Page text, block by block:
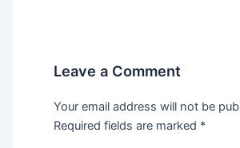
Leave a Comment
Your email address will not be
Required fields are marked *